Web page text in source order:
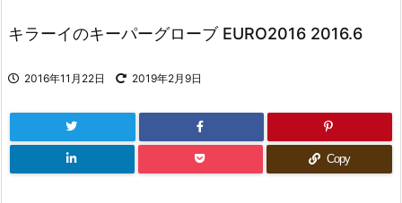
キラーイのキーパーグローブ EURO2016 2016.6
2016年11月22日 2019年2月9日
Copy